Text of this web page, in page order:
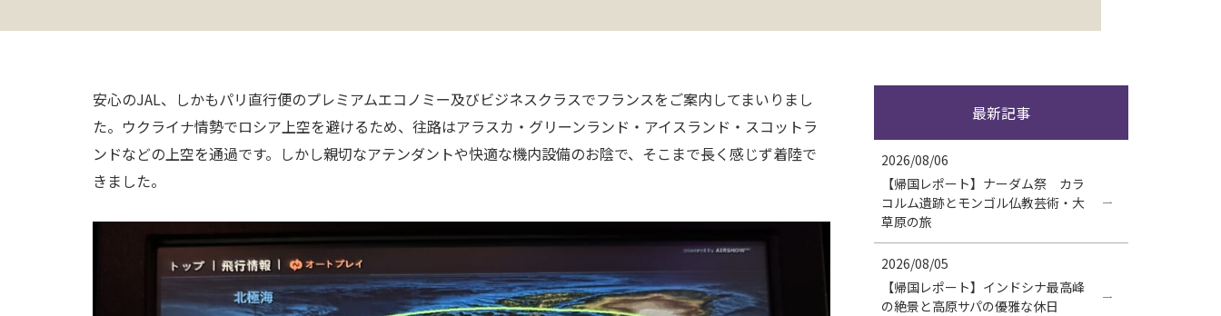
安心のJAL、しかもパリ直行便のプレミアムエコノミー及びビジネスクラスでフランスをご案内してまいりまし
た。ウクライナ情勢でロシア上空を避けるため、往路はアラスカ・グリーンランド・アイスランド・スコットラ
ンドなどの上空を通過です。しかし親切なアテンダントや快適な機内設備のお陰で、そこまで長く感じず着陸で
きました。
最新記事
2026/08/06
【帰国レポート】ナーダム祭 カラ
コルム遺跡とモンゴル仏教芸術・大
草原の旅
2026/08/05
【帰国レポート】インドシナ最高峰
の絶景と高原サパの優雅な休日